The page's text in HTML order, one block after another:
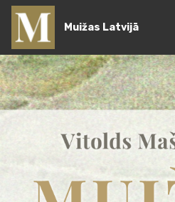
Muižas Latvijā